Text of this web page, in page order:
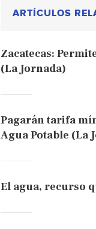
ARTÍCULOS
Zacatecas:
(La Jornada)
Pagarán tarifa
Agua Potable (La
El agua, recurso